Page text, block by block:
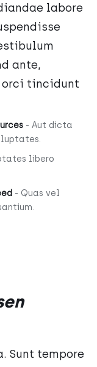
labore
ante,
orci tincidunt
- Aut dicta
libero
- Quas vel
Sunt tempore